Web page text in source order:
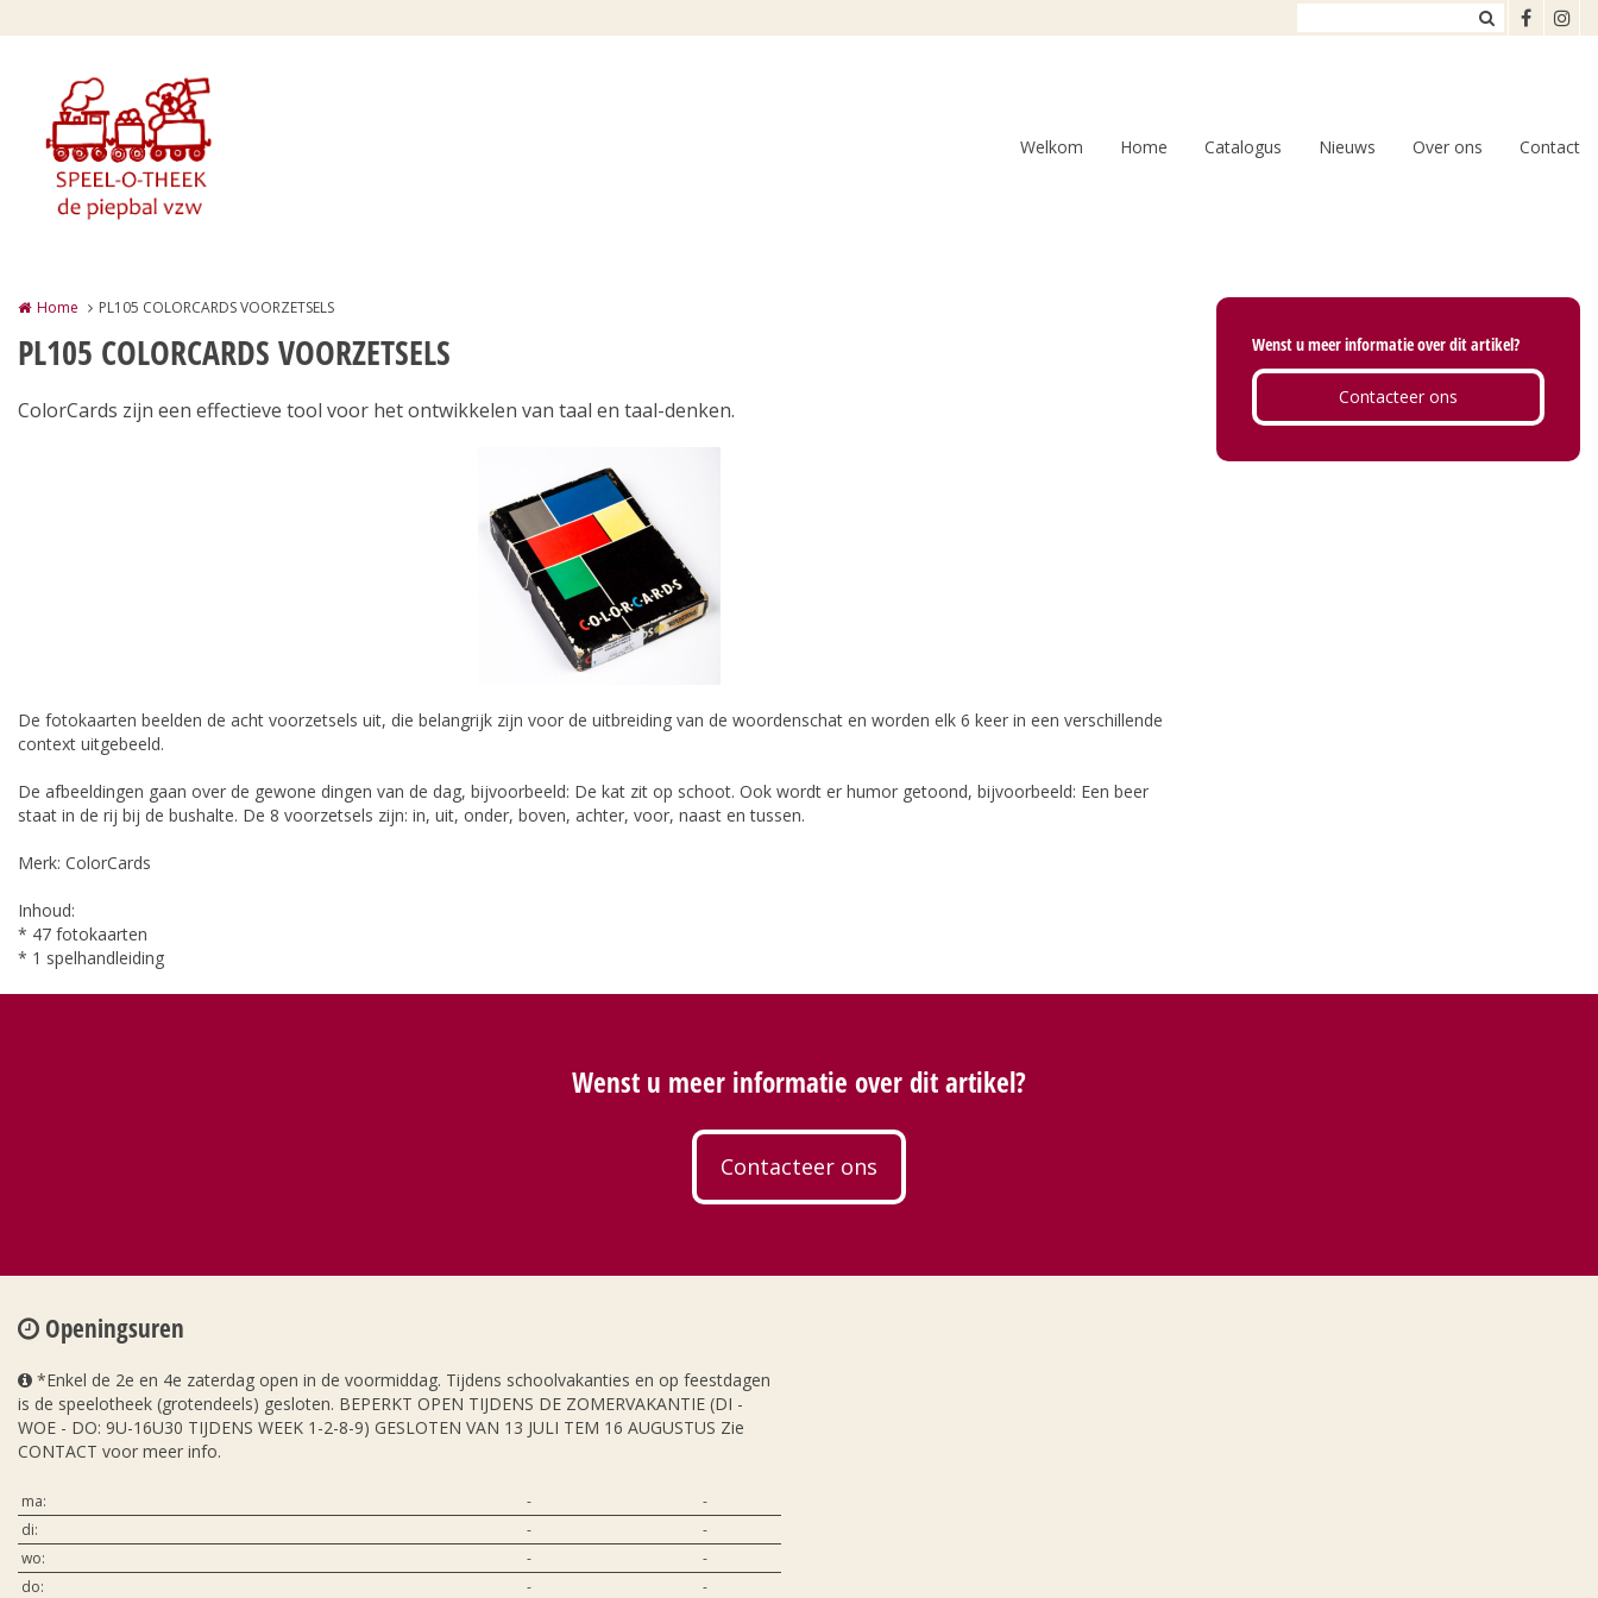
Welkom Home Catalogus Nieuws Over ons Contact
Home PL105 COLORCARDS VOORZETSELS
PL105 COLORCARDS VOORZETSELS
ColorCards zijn een effectieve tool voor het ontwikkelen van taal en taal-denken.
De fotokaarten beelden de acht voorzetsels uit, die belangrijk zijn voor de uitbreiding van de woordenschat en worden elk 6 keer in een verschillende
context uitgebeeld.
De afbeeldingen gaan over de gewone dingen van de dag, bijvoorbeeld: De kat zit op schoot. Ook wordt er humor getoond, bijvoorbeeld: Een beer
staat in de rij bij de bushalte. De 8 voorzetsels zijn: in, uit, onder, boven, achter, voor, naast en tussen.
Merk: ColorCards
Inhoud:
* 47 fotokaarten
* 1 spelhandleiding
Wenst u meer informatie over dit artikel?
Contacteer ons
Wenst u meer informatie over dit artikel?
Contacteer ons
Openingsuren
*Enkel de 2e en 4e zaterdag open in de voormiddag. Tijdens schoolvakanties en op feestdagen
is de speelotheek (grotendeels) gesloten. BEPERKT OPEN TIJDENS DE ZOMERVAKANTIE (DI -
WOE - DO: 9U-16U30 TIJDENS WEEK 1-2-8-9) GESLOTEN VAN 13 JULI TEM 16 AUGUSTUS Zie
CONTACT voor meer info.
ma: -
-
di:
-
-
wo:
-
-
do:
- -